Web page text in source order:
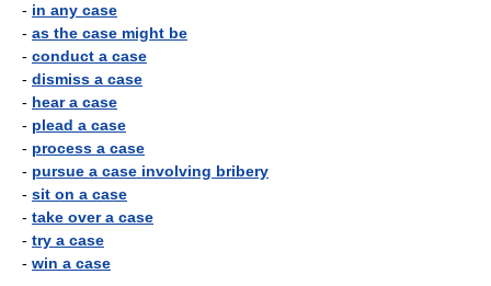
- in any case
- as the case might be
- conduct a case
- dismiss a case
- hear a case
- plead a case
- process a case
- pursue a case involving bribery
- sit on a case
- take over a case
- try a case
- win a case